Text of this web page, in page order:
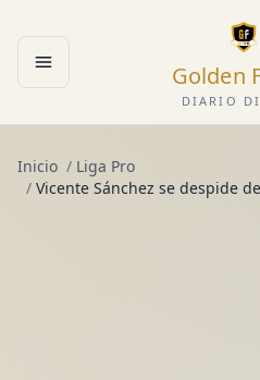
Abrir menú Golden
DIARIO
Inicio / Liga Pro
/ Vicente Sánchez se despide